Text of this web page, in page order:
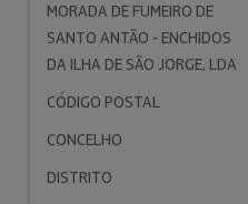
MORADA DE FUMEIRO DE
SANTO ANTÃO - ENCHIDOS
DA ILHA DE SÃO JORGE, LDA
CÓDIGO POSTAL
CONCELHO
DISTRITO